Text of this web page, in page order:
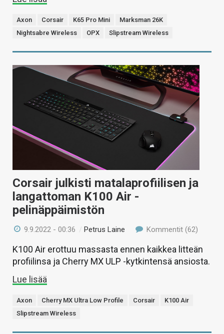
Axon Corsair K65 Pro Mini
Marksman 26K
Nightsabre Wireless
OPX Slipstream Wireless
Corsair julkisti matalaprofiilisen ja
langattoman K100 Air -
pelinäppäimistön
9.9.2022 - 00:36 /Petrus Laine Kommentit (62)
K100 Air erottuu massasta ennen kaikkea litteän
profiilinsa ja Cherry MX ULP -kytkintensä ansiosta.
Lue lisää
Axon Cherry MX Ultra Low Profile Corsair
K100 Air
Slipstream Wireless